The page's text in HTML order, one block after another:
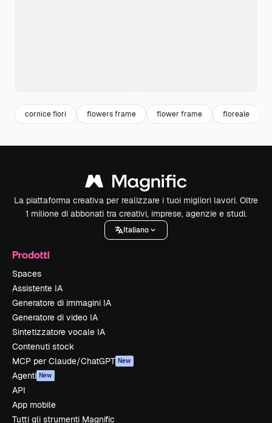
cornice fiori flowers frame flower frame floreale
La piattaforma creativa per realizzare i tuoi migliori lavori. Oltre
1 milione di abbonati tra creativi, imprese, agenzie e studi.
Italiano
Prodotti
Spaces
Assistente IA
Generatore di immagini IA
Generatore di video IA
Sintetizzatore vocale IA
Contenuti stock
MCP per Claude/ChatGPT New
Agenti New
API
App mobile
Tutti gli strumenti Magnific